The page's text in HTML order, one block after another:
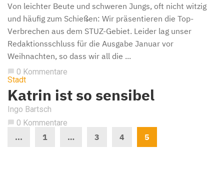
Von leichter Beute und schweren Jungs, oft nicht witzig
und häufig zum Schießen: Wir präsentieren die Top-
Verbrechen aus dem STUZ-Gebiet. Leider lag unser
Redaktionsschluss für die Ausgabe Januar vor
Weihnachten, so dass wir all die ...
0 Kommentare
Stadt
Katrin ist so sensibel
Ingo Bartsch
0 Kommentare
... 1 … 3 4 5